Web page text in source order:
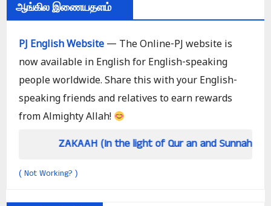
ஆங்கில இணையதளம்
PJ English Website — The Online-PJ website is
now available in English for English-speaking
people worldwide. Share this with your English-
speaking friends and relatives to earn rewards
from Almighty Allah!
ZAKAAH (In the light of Qur an and Sunnah)
( Not Working? )